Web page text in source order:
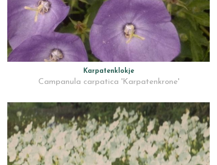
Karpatenklokje
Campanula carpatica 'Karpatenkrone'